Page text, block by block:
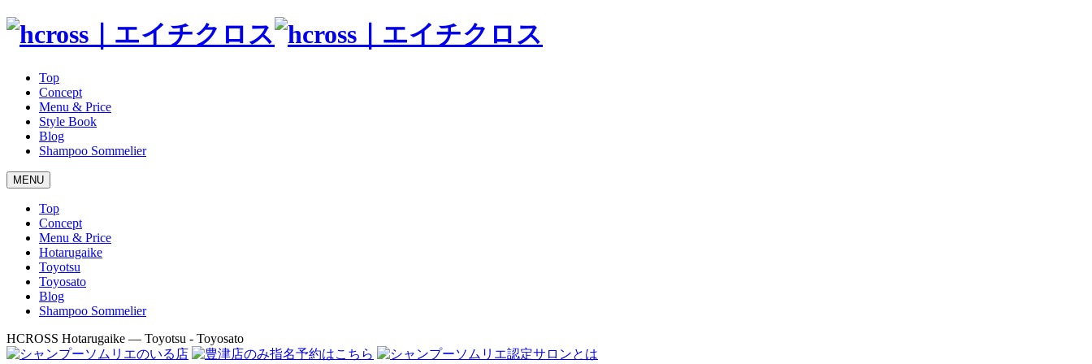
Top
Concept
Menu & Price
Style Book
Blog
Shampoo Sommelier
MENU
Top
Concept
Menu & Price
Hotarugaike
Toyotsu
Toyosato
Blog
Shampoo Sommelier
HCROSS Hotarugaike — Toyotsu - Toyosato